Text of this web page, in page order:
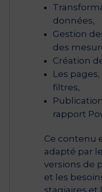
données,
Gestion
des
Création
Les
filtres,
rapport
Ce contenu
adapté par
versions de
et les
stagiaires